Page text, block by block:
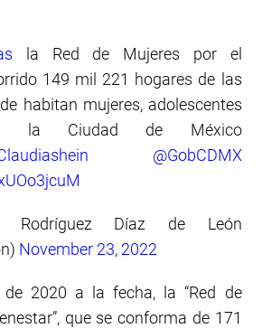
la Red de Mujeres por el
149 mil 221 hogares de las
habitan mujeres, adolescentes
la Ciudad de México
@GobCDMX
Díaz de León
November 23, 2022
2020 a la fecha, la “Red de
que se conforma de 171